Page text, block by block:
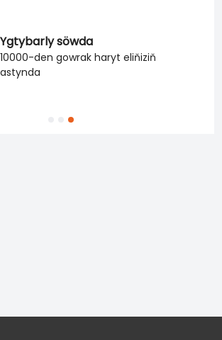
Ýokary hilli harytlar
harytlarymyz özüniň uzak ömürliligi,
berkligi we amatlylygy bilen